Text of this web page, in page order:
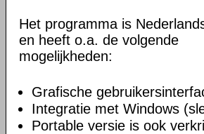
Het programma is
en heeft o.a. de volgende
mogelijkheden:
Grafische
Integratie met Windows
Portable versie is ook